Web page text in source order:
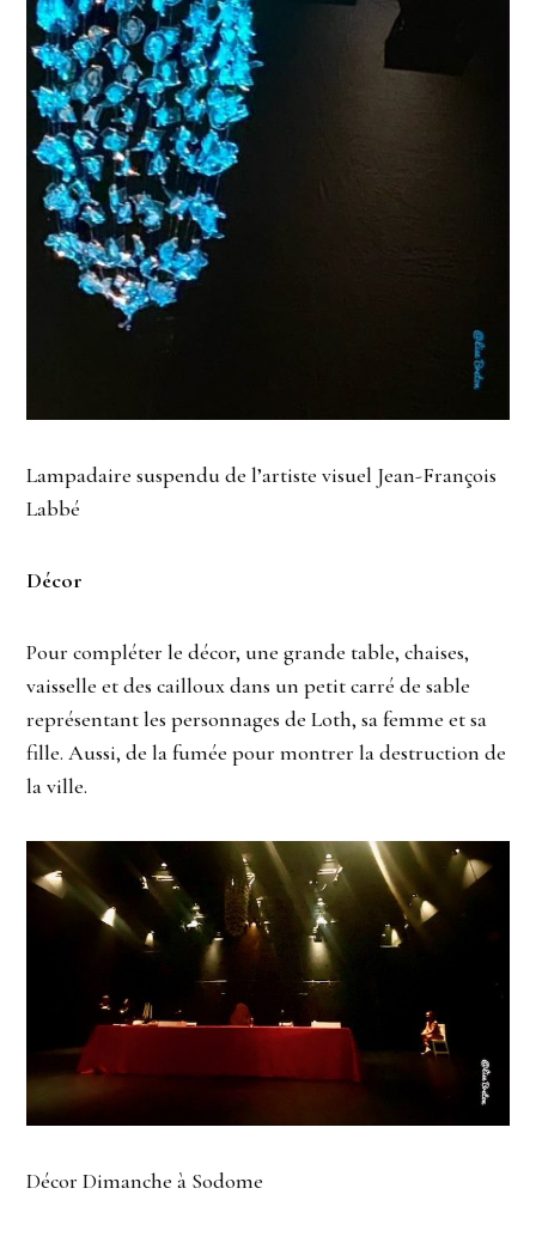
Lampadaire suspendu de l’artiste visuel Jean-François
Labbé
Décor
Pour compléter le décor, une grande table, chaises,
vaisselle et des cailloux dans un petit carré de sable
représentant les personnages de Loth, sa femme et sa
fille. Aussi, de la fumée pour montrer la destruction de
la ville.
Décor Dimanche à Sodome